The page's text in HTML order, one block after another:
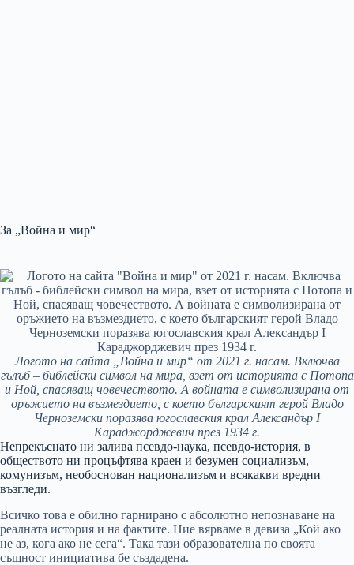
За „Война и мир“
Логото на сайта „Война и мир“ от 2021 г. насам. Включва
гълъб – библейски символ на мира, взет от историята с Потопа
и Ной, спасяващ човечеството. А войната е символизирана от
оръжието на възмездието, с което българският герой Владо
Черноземски поразява югославския крал Александър I
Караджорджевич през 1934 г.
Непрекъснато ни залива псевдо-наука, псевдо-история, в
обществото ни процъфтява краен и безумен социализъм,
комунизъм, необоснован национализъм и всякакви вредни
възгледи.
Всичко това е обилно гарнирано с абсолютно непознаване на
реалната история и на фактите. Ние вярваме в девиза „Кой ако
не аз, кога ако не сега“. Така тази образователна по своята
същност инициатива бе създадена.